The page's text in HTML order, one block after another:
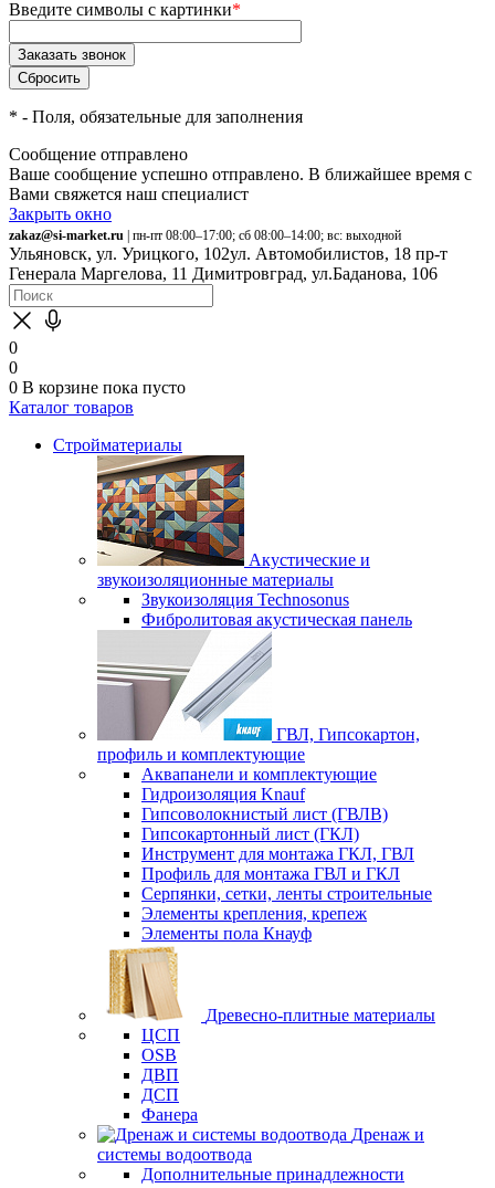
Введите символы с картинки*
* - Поля, обязательные для заполнения
Сообщение отправлено
Ваше сообщение успешно отправлено. В ближайшее время с
Вами свяжется наш специалист
Закрыть окно
zakaz@si-market.ru | пн-пт 08:00–17:00; сб 08:00–14:00; вс: выходной
Ульяновск, ул. Урицкого, 102ул. Автомобилистов, 18 пр-т
Генерала Маргелова, 11 Димитровград, ул.Баданова, 106
0
0
0 В корзине пока пусто
Каталог товаров
Стройматериалы
Акустические и
звукоизоляционные материалы
Звукоизоляция Technosonus
Фибролитовая акустическая панель
ГВЛ, Гипсокартон,
профиль и комплектующие
Аквапанели и комплектующие
Гидроизоляция Knauf
Гипсоволокнистый лист (ГВЛВ)
Гипсокартонный лист (ГКЛ)
Инструмент для монтажа ГКЛ, ГВЛ
Профиль для монтажа ГВЛ и ГКЛ
Серпянки, сетки, ленты строительные
Элементы крепления, крепеж
Элементы пола Кнауф
Древесно-плитные материалы
ЦСП
OSB
ДВП
ДСП
Фанера
Дренаж и
системы водоотвода
Дополнительные принадлежности